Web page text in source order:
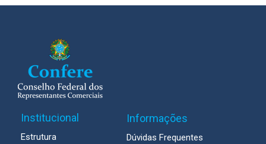
Institucional
Estrutura
Informações
Dúvidas Frequentes